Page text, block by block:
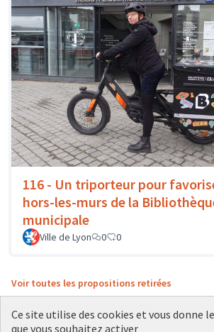
116 - Un triporteur pour
hors-les-murs de la
municipale
Ville de Lyon 0 0
Voir toutes les propositions retirées
Ce site utilise des cookies et vous donne
que vous souhaitez activer